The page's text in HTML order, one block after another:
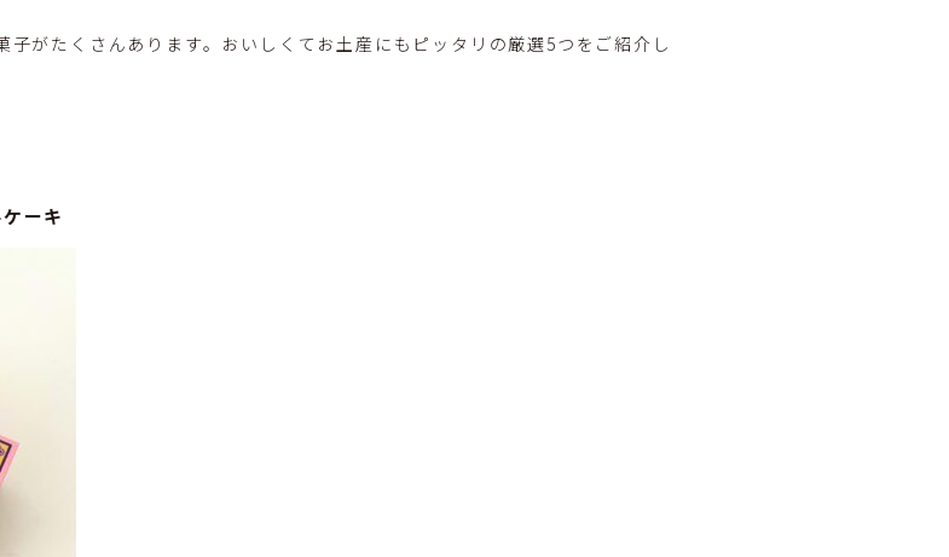
がたくさんあります。おいしくてお土産にもピッタリの厳選5つをご紹介し
ーキ